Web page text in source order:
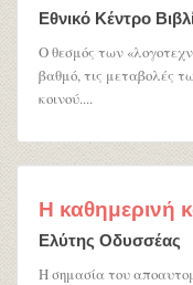
Εθνικό Κέντρο
Ο θεσμός των
βαθμό, τις μεταβολές
κοινού....
Η καθημερινή
Ελύτης Οδυσσέας
Η σημασία του